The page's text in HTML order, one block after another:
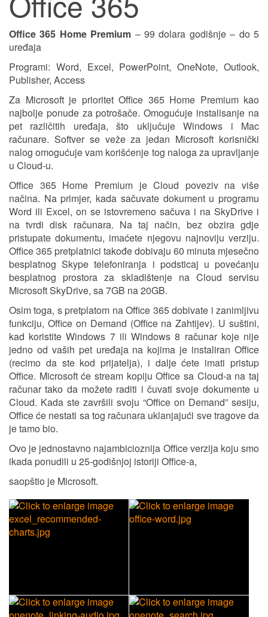
Office 365 Home Premium – 99 dolara godišnje – do 5
uređaja
Programi: Word, Excel, PowerPoint, OneNote, Outlook,
Publisher, Access
Za Microsoft je prioritet Office 365 Home Premium kao
najbolje ponude za potrošače. Omogućuje instalisanje na
pet različitih uređaja, što uključuje Windows i Mac
računare. Softver se veže za jedan Microsoft korisnički
nalog omogućuje vam korišćenje tog naloga za upravljanje
u Cloud-u.
Office 365 Home Premium je Cloud poveziv na više
načina. Na primjer, kada sačuvate dokument u programu
Word ili Excel, on se istovremeno sačuva i na SkyDrive i
na tvrdi disk računara. Na taj način, bez obzira gdje
pristupate dokumentu, imaćete njegovu najnoviju verziju.
Office 365 pretplatnici takođe dobivaju 60 minuta mjesečno
besplatnog Skype telefoniranja i podsticaj u povećanju
besplatnog prostora za skladištenje na Cloud servisu
Microsoft SkyDrive, sa 7GB na 20GB.
Osim toga, s pretplatom na Office 365 dobivate i zanimljivu
funkciju, Office on Demand (Office na Zahtijev). U suštini,
kad koristite Windows 7 ili Windows 8 računar koje nije
jedno od vaših pet uređaja na kojima je instaliran Office
(recimo da ste kod prijatelja), i dalje ćete imati pristup
Office. Microsoft će stream kopiju Office sa Cloud-a na taj
računar tako da možete raditi i čuvati svoje dokumente u
Cloud. Kada ste završili svoju “Office on Demand” sesiju,
Office će nestati sa tog računara uklanjajući sve tragove da
je tamo bio.
Ovo je jednostavno najambicioznija Office verzija koju smo
ikada ponudili u 25-godišnjoj istoriji Office-a,
saopštio je Microsoft.